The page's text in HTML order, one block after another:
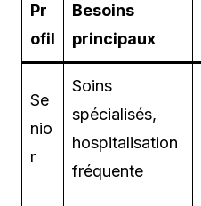
Pr
ofil
Besoins
principaux
Se
nio
r
Soins
spécialisés,
hospitalisation
fréquente